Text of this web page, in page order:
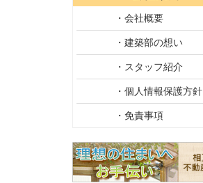
・会社概要
・建築部の想い
・スタッフ紹介
・個人情報保護方針
・免責事項